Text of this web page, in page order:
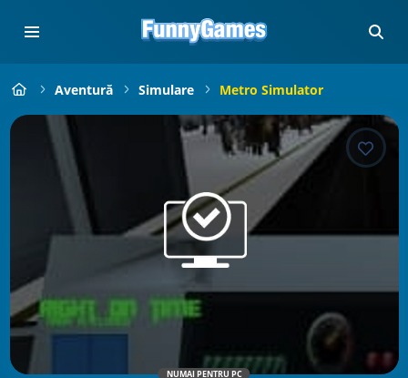
Aventură Simulare Metro Simulator
NUMAI PENTRU PC